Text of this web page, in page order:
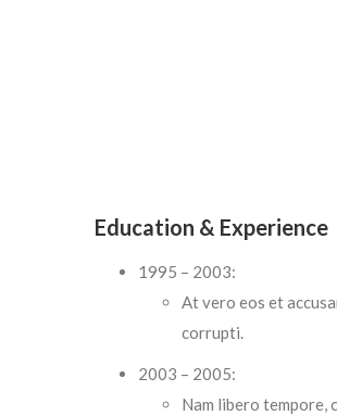
Education & Experience
1995 – 2003:
At vero eos et
corrupti.
2003 – 2005:
Nam libero tempore,